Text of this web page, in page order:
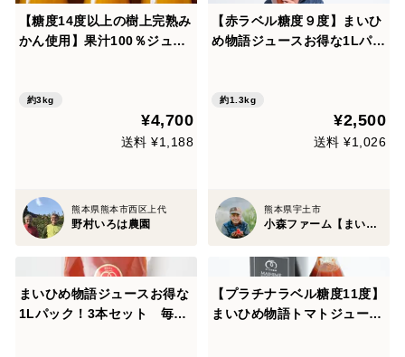
【糖度14度以上の樹上完熟み
かん使用】果汁100％ジュー
約3kg
¥4,700
送料 ¥1,188
熊本県熊本市西区上代
野村いろは農園
【赤ラベル糖度９度】まいひ
め物語ジュースお得な1Lパッ
約1.3kg
¥2,500
送料 ¥1,026
熊本県宇土市
小森ファーム【まいひめおじさん】
まいひめ物語ジュースお得な
1Lパック！3本セット 毎日
【プラチナラベル糖度11度】
まいひめ物語トマトジュース